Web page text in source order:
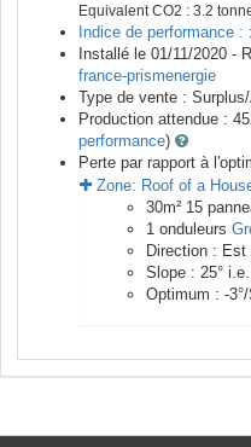
Equivalent CO2 : 3.2
Indice de performance :
Installé le 01/11/2020 -
france-prismenergie
Type de vente :
Production attendue :
performance)
Perte par rapport à
Zone: Roof of a
30m² 15
1 onduleurs
Direction : Est
Slope : 25° i.e.
Optimum : -3